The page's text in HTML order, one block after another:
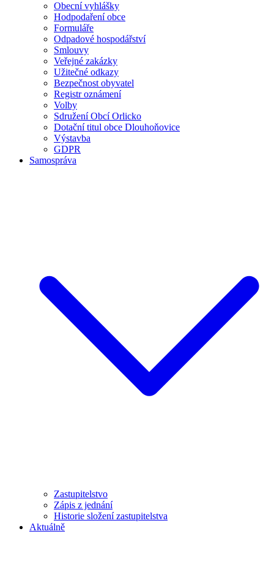
Obecní vyhlášky
Hodpodaření obce
Formuláře
Odpadové hospodářství
Smlouvy
Veřejné zakázky
Užitečné odkazy
Bezpečnost obyvatel
Registr oznámení
Volby
Sdružení Obcí Orlicko
Dotační titul obce Dlouhoňovice
Výstavba
GDPR
Samospráva
Zastupitelstvo
Zápis z jednání
Historie složení zastupitelstva
Aktuálně